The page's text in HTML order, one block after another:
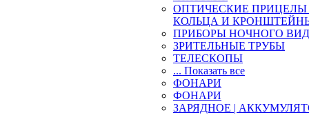
ОПТИЧЕСКИЕ ПРИЦЕЛЫ
КОЛЬЦА И
ПРИБОРЫ НОЧНОГО
ЗРИТЕЛЬНЫЕ ТРУБЫ
ТЕЛЕСКОПЫ
... Показать все
ФОНАРИ
ФОНАРИ
ЗАРЯДНОЕ |